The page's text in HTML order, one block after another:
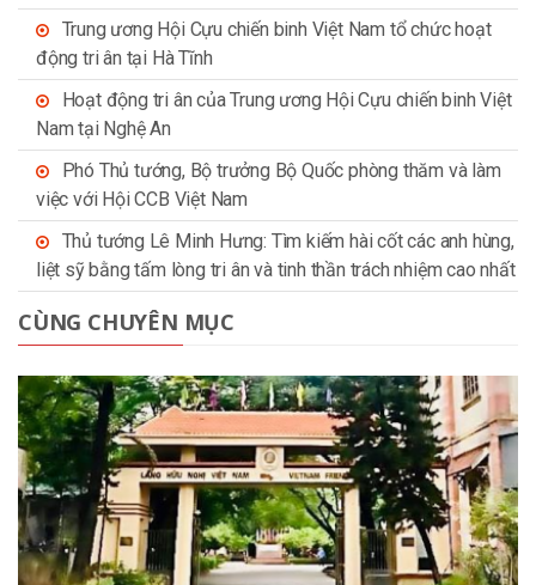
Trung ương Hội Cựu chiến binh Việt Nam tổ chức hoạt
động tri ân tại Hà Tĩnh
Hoạt động tri ân của Trung ương Hội Cựu chiến binh Việt
Nam tại Nghệ An
Phó Thủ tướng, Bộ trưởng Bộ Quốc phòng thăm và làm
việc với Hội CCB Việt Nam
Thủ tướng Lê Minh Hưng: Tìm kiếm hài cốt các anh hùng,
liệt sỹ bằng tấm lòng tri ân và tinh thần trách nhiệm cao nhất
CÙNG CHUYÊN MỤC